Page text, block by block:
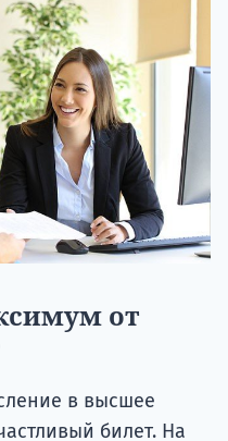
от
в высшее
билет. На